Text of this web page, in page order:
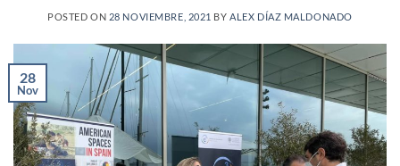
POSTED ON 28 NOVIEMBRE, 2021 BY ALEX DÍAZ MALDONADO
28
Nov